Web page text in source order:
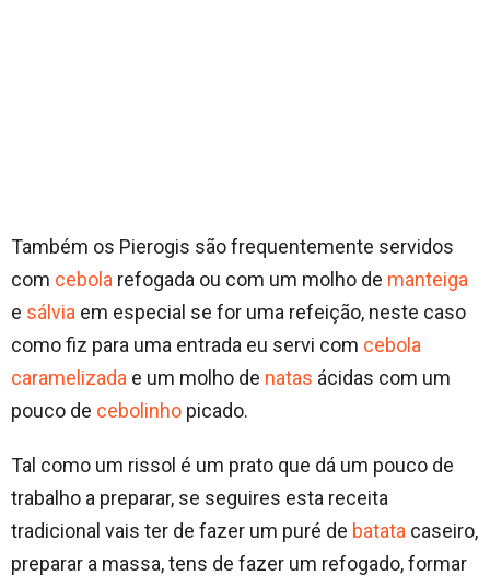
Também os Pierogis são frequentemente servidos
com cebola refogada ou com um molho de manteiga
e sálvia em especial se for uma refeição, neste caso
como fiz para uma entrada eu servi com cebola
caramelizada e um molho de natas ácidas com um
pouco de cebolinho picado.
Tal como um rissol é um prato que dá um pouco de
trabalho a preparar, se seguires esta receita
tradicional vais ter de fazer um puré de batata caseiro,
preparar a massa, tens de fazer um refogado, formar